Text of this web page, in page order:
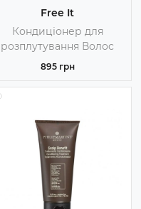
Free It
Кондиціонер для
розплутування Волос
895 грн